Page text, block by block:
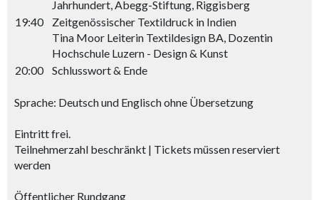
Jahrhundert, Abegg-Stiftung, Riggisberg
19:40
Zeitgenössischer Textildruck in Indien
Tina Moor Leiterin Textildesign BA, Dozentin
Hochschule Luzern - Design & Kunst
20:00
Schlusswort & Ende
Sprache: Deutsch und Englisch ohne Übersetzung
Eintritt frei.
Teilnehmerzahl beschränkt | Tickets müssen reserviert
werden
Öffentlicher Rundgang